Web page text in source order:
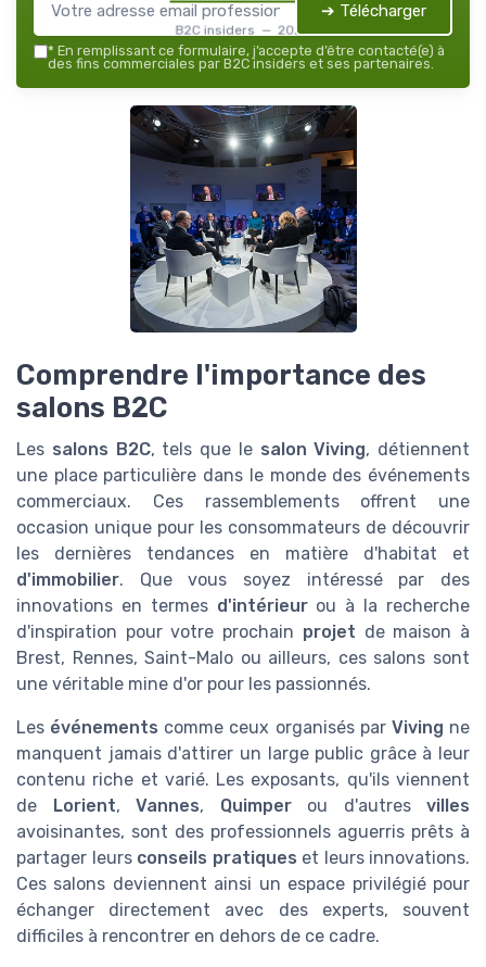
B2C insiders — 2026
➔ Télécharger
* En remplissant ce formulaire, j’accepte d’être contacté(e) à
des fins commerciales par B2C insiders et ses partenaires.
Comprendre l'importance des
salons B2C
Les salons B2C, tels que le salon Viving, détiennent
une place particulière dans le monde des événements
commerciaux. Ces rassemblements offrent une
occasion unique pour les consommateurs de découvrir
les dernières tendances en matière d'habitat et
d'immobilier. Que vous soyez intéressé par des
innovations en termes d'intérieurou à la recherche
d'inspiration pour votre prochain projet de maison à
Brest, Rennes, Saint-Malo ou ailleurs, ces salons sont
une véritable mine d'or pour les passionnés.
Les événements comme ceux organisés par Viving ne
manquent jamais d'attirer un large public grâce à leur
contenu riche et varié. Les exposants, qu'ils viennent
de Lorient, Vannes, Quimperou d'autres villes
avoisinantes, sont des professionnels aguerris prêts à
partager leurs conseils pratiques et leurs innovations.
Ces salons deviennent ainsi un espace privilégié pour
échanger directement avec des experts, souvent
difficiles à rencontrer en dehors de ce cadre.